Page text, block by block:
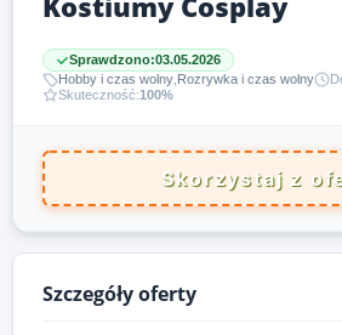
Sprawdzono:03.05.2026
Hobby i czas wolny Rozrywka i czas wolny
Skuteczność:100%
Skorzystaj z
Szczegóły oferty